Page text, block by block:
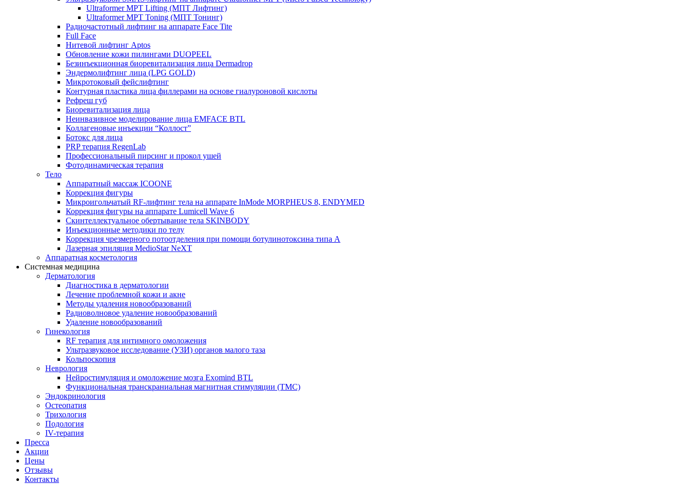
Ultraformer MPT Lifting (МПТ Лифтинг)
Ultraformer MPT Toning (МПТ Тонинг)
Радиочастотный лифтинг на аппарате Face Tite
Full Face
Нитевой лифтинг Aptos
Обновление кожи пилингами DUOPEEL
Безинъекционная биоревитализация лица Dermadrop
Эндермолифтинг лица (LPG GOLD)
Микротоковый фейслифтинг
Контурная пластика лица филлерами на основе гиалуроновой кислоты
Рефреш губ
Биоревитализация лица
Неинвазивное моделирование лица EMFACE BTL
Коллагеновые инъекции “Коллост”
Ботокс для лица
PRP терапия RegenLab
Профессиональный пирсинг и прокол ушей
Фотодинамическая терапия
Тело
Аппаратный массаж ICOONE
Коррекция фигуры
Микроигольчатый RF-лифтинг тела на аппарате InMode MORPHEUS 8, ENDYMED
Коррекция фигуры на аппарате Lumicell Wave 6
Скинтеллектуальное обертывание тела SKINBODY
Инъекционные методики по телу
Коррекция чрезмерного потоотделения при помощи ботулинотоксина типа А
Лазерная эпиляция MedioStar NeXT
Аппаратная косметология
Системная медицина
Дерматология
Диагностика в дерматологии
Лечение проблемной кожи и акне
Методы удаления новообразований
Радиоволновое удаление новообразований
Удаление новообразований
Гинекология
RF терапия для интимного омоложения
Ультразвуковое исследование (УЗИ) органов малого таза
Кольпоскопия
Неврология
Нейростимуляция и омоложение мозга Exomind BTL
Функциональная транскраниальная магнитная стимуляции (ТМС)
Эндокринология
Остеопатия
Трихология
Подология
IV-терапия
Пресса
Акции
Цены
Отзывы
Контакты